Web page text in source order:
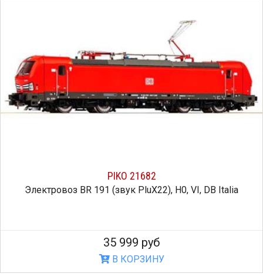
PIKO 21682
Электровоз BR 191 (звук PluX22), H0, VI, DB Italia
35 999 руб
В КОРЗИНУ